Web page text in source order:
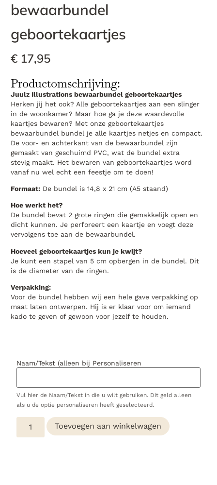
bewaarbundel
geboortekaartjes
€ 17,95
Productomschrijving:
Juulz Illustrations bewaarbundel geboortekaartjes
Herken jij het ook? Alle geboortekaartjes aan een slinger
in de woonkamer? Maar hoe ga je deze waardevolle
kaartjes bewaren? Met onze geboortekaartjes
bewaarbundel bundel je alle kaartjes netjes en compact.
De voor- en achterkant van de bewaarbundel zijn
gemaakt van geschuimd PVC, wat de bundel extra
stevig maakt. Het bewaren van geboortekaartjes word
vanaf nu wel echt een feestje om te doen!
Formaat: De bundel is 14,8 x 21 cm (A5 staand)
Hoe werkt het?
De bundel bevat 2 grote ringen die gemakkelijk open en
dicht kunnen. Je perforeert een kaartje en voegt deze
vervolgens toe aan de bewaarbundel.
Hoeveel geboortekaartjes kun je kwijt?
Je kunt een stapel van 5 cm opbergen in de bundel. Dit
is de diameter van de ringen.
Verpakking:
Voor de bundel hebben wij een hele gave verpakking op
maat laten ontwerpen. Hij is er klaar voor om iemand
kado te geven of gewoon voor jezelf te houden.
Naam/Tekst (alleen bij Personaliseren
Vul hier de Naam/Tekst in die u wilt gebruiken. Dit geld alleen
als u de optie personaliseren heeft geselecteerd.
Toevoegen aan winkelwagen